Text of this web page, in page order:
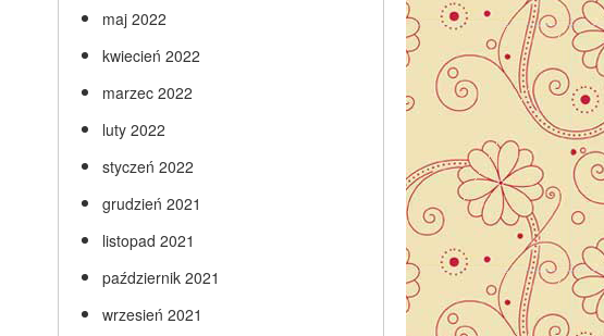
maj 2022
kwiecień 2022
marzec 2022
luty 2022
styczeń 2022
grudzień 2021
listopad 2021
październik 2021
wrzesień 2021